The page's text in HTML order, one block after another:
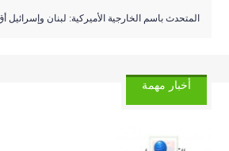
المتحدث باسم الخارجية الأميركية: لبنان وإسرائيل
أخبار مهمة